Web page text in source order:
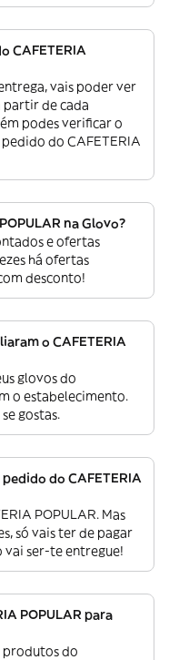
CAFETERIA
vais poder ver
partir de cada
podes verificar o
do CAFETERIA
na Glovo?
e ofertas
há ofertas
desconto!
o CAFETERIA
glovos do
o estabelecimento.
gostas.
do CAFETERIA
POPULAR. Mas
só vais ter de pagar
vai ser-te entregue!
POPULAR para
produtos do